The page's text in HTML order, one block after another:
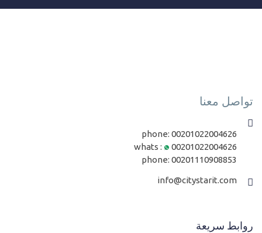
تواصل معنا
phone: 00201022004626
whats :
00201022004626
phone: 00201110908853
info@citystarit.com
روابط سريعة